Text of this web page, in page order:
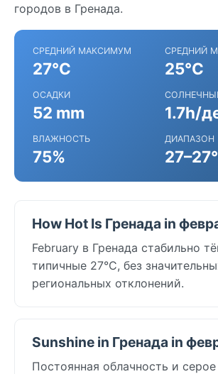
городов в Гренада.
СРЕДНИЙ МАКСИМУМ
27°C
СРЕДНИЙ
25°C
ОСАДКИ
52 mm 1.7h/
ВЛАЖНОСТЬ
75%
ДИАПАЗОН
How Hot Is Гренада in
February в Гренада стабильно
типичные 27°C, без
региональных отклонений.
Sunshine in Гренада in
Постоянная облачность и